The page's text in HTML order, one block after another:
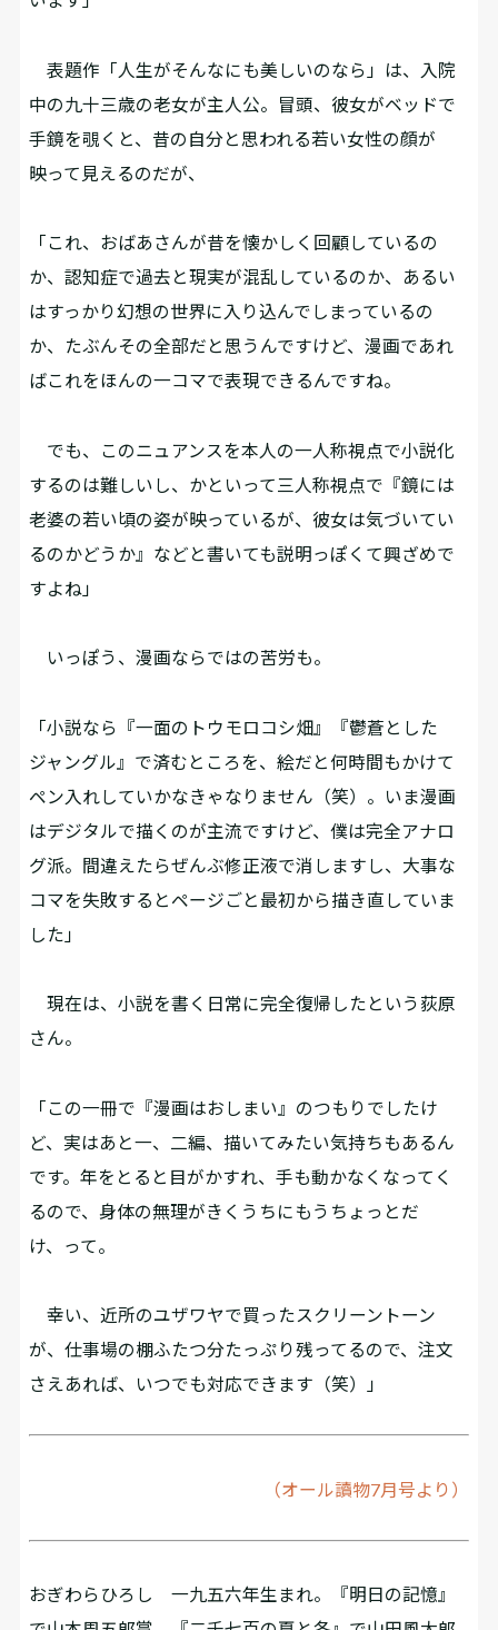
表題作「人生がそんなにも美しいのなら」は、入院
中の九十三歳の老女が主人公。冒頭、彼女がベッドで
手鏡を覗くと、昔の自分と思われる若い女性の顔が
映って見えるのだが、
「これ、おばあさんが昔を懐かしく回顧しているの
か、認知症で過去と現実が混乱しているのか、あるい
はすっかり幻想の世界に入り込んでしまっているの
か、たぶんその全部だと思うんですけど、漫画であれ
ばこれをほんの一コマで表現できるんですね。
でも、このニュアンスを本人の一人称視点で小説化
するのは難しいし、かといって三人称視点で『鏡には
老婆の若い頃の姿が映っているが、彼女は気づいてい
るのかどうか』などと書いても説明っぽくて興ざめで
すよね」
いっぽう、漫画ならではの苦労も。
「小説なら『一面のトウモロコシ畑』『鬱蒼とした
ジャングル』で済むところを、絵だと何時間もかけて
ペン入れしていかなきゃなりません（笑）。いま漫画
はデジタルで描くのが主流ですけど、僕は完全アナロ
グ派。間違えたらぜんぶ修正液で消しますし、大事な
コマを失敗するとページごと最初から描き直していま
した」
現在は、小説を書く日常に完全復帰したという荻原
さん。
「この一冊で『漫画はおしまい』のつもりでしたけ
ど、実はあと一、二編、描いてみたい気持ちもあるん
です。年をとると目がかすれ、手も動かなくなってく
るので、身体の無理がきくうちにもうちょっとだ
け、って。
幸い、近所のユザワヤで買ったスクリーントーン
が、仕事場の棚ふたつ分たっぷり残ってるので、注文
さえあれば、いつでも対応できます（笑）」
（オール讀物7月号より）
おぎわらひろし 一九五六年生まれ。『明日の記憶』